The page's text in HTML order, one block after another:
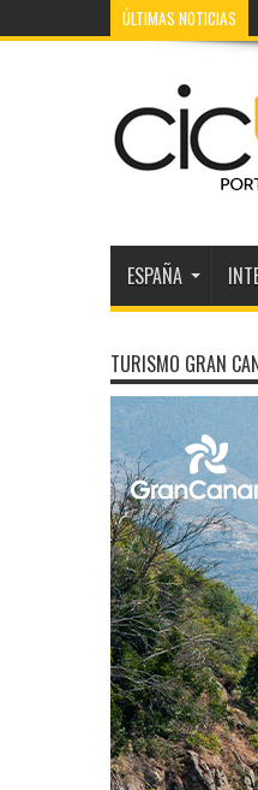
ÚLTIMAS NOTICIAS
ESPAÑA
TURISMO GRAN